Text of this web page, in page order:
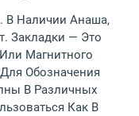
В Наличии Анаша,
Закладки — Это
Магнитного
Обозначения
В Различных
Как В